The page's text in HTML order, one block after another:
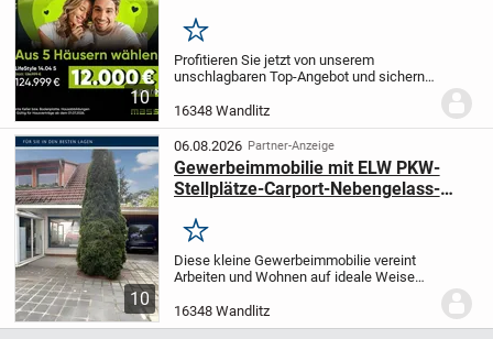
10
Merken
Profitieren Sie jetzt von unserem
unschlagbaren Top-Angebot und sichern
für eins unserer 5 Top-Seller. Jetzt
zuschlagen und dem Traum des
Eigenheims...
16348 Wandlitz
10
06.08.2026 Partner-Anzeige
Gewerbeimmobilie mit ELW PKW-
Stellplätze-Carport-Nebengelass-
Merken
Diese kleine Gewerbeimmobilie vereint
Arbeiten und Wohnen auf ideale Weise
Nutzungsmöglichkeiten. Sowohl für
Selbstnutzer als auch für
16348 Wandlitz